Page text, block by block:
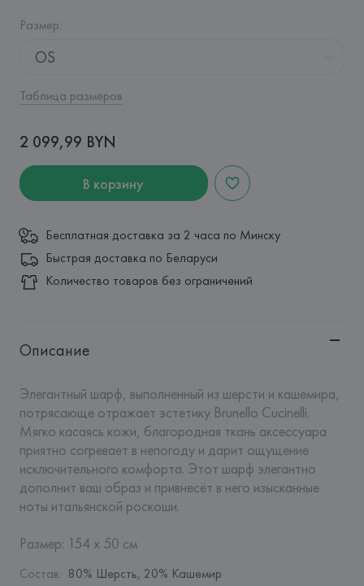
Размер:
OS
Таблица размеров
2 099,99 BYN
В корзину
Бесплатная доставка за 2 часа по Минску
Быстрая доставка по Беларуси
Количество товаров без ограничений
Описание
Элегантный шарф, выполненный из шерсти и кашемира,
потрясающе отражает эстетику Brunello Cucinelli.
Мягко касаясь кожи, благородная ткань аксессуара
приятно согревает в непогоду и дарит ощущение
исключительного комфорта. Этот шарф элегантно
дополнит ваш образ и привнесёт в него изысканные
ноты итальянской роскоши.
Размер: 154 х 50 см
Состав: 80% Шерсть, 20% Кашемир